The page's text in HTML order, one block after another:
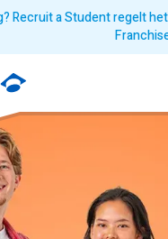
Recruit a Student regelt